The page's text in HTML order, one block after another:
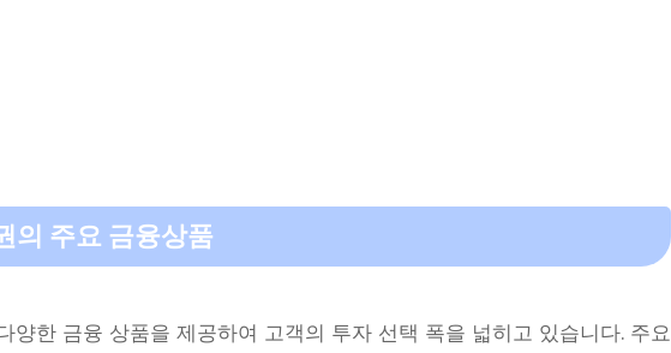
의 주요 금융상품
양한 금융 상품을 제공하여 고객의 투자 선택 폭을 넓히고 있습니다. 주요